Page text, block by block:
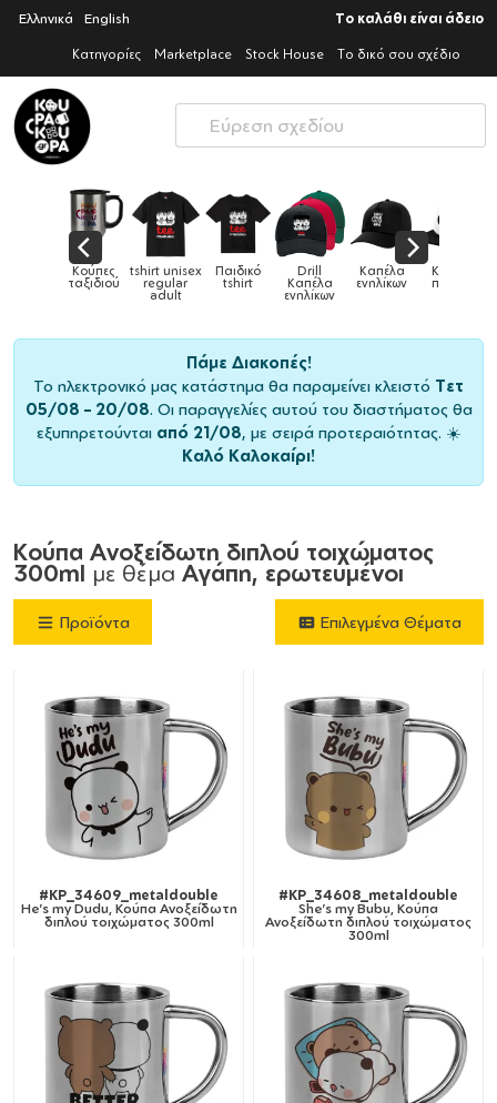
Ελληνικά English Το καλάθι είναι άδειο
Κατηγορίες Marketplace Stock House Το δικό σου σχέδιο
Drill
Καπέλα
Καπέλα
ενηλίκων
Καπέλα
παιδικά Κούπες Κούπες
ειδικές
Πάμε Διακοπές!
Το ηλεκτρονικό μας κατάστημα θα παραμείνει κλειστό Τετ
05/08 – 20/08. Οι παραγγελίες αυτού του διαστήματος θα
εξυπηρετούνται από 21/08, με σειρά προτεραιότητας. ☀️
Καλό Καλοκαίρι!
Επιλεγμένα Θέματα
Προϊόντα
Κούπα Ανοξείδωτη διπλού τοιχώματος
300ml με θέμα Αγάπη, ερωτευμένοι
#KP_34609_metaldouble
He's my Dudu, Κούπα Ανοξείδωτη
διπλού τοιχώματος 300ml
#KP_34608_metaldouble
She's my Bubu, Κούπα
Ανοξείδωτη διπλού τοιχώματος
300ml